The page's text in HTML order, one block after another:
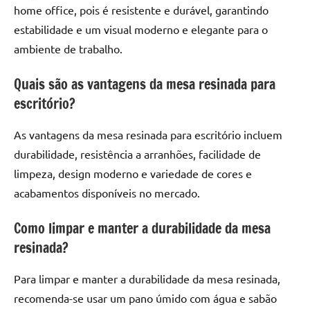
home office, pois é resistente e durável, garantindo
estabilidade e um visual moderno e elegante para o
ambiente de trabalho.
Quais são as vantagens da mesa resinada para
escritório?
As vantagens da mesa resinada para escritório incluem
durabilidade, resistência a arranhões, facilidade de
limpeza, design moderno e variedade de cores e
acabamentos disponíveis no mercado.
Como limpar e manter a durabilidade da mesa
resinada?
Para limpar e manter a durabilidade da mesa resinada,
recomenda-se usar um pano úmido com água e sabão